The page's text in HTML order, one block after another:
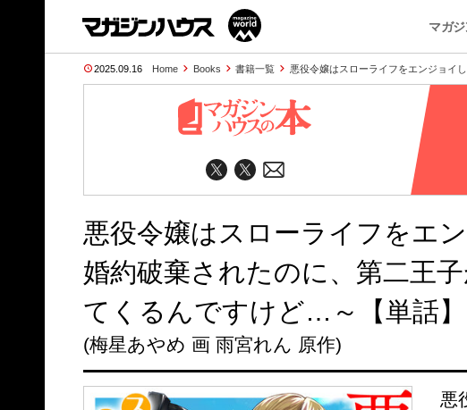
マガ
2025.09.16 Home Books 書籍一覧 悪役令嬢はスローライフをエンジョイ
悪役令嬢はスローライフをエ
婚約破棄されたのに、第二王
てくるんですけど…～【単話
(梅星あやめ 画 雨宮れん 原作)
悪